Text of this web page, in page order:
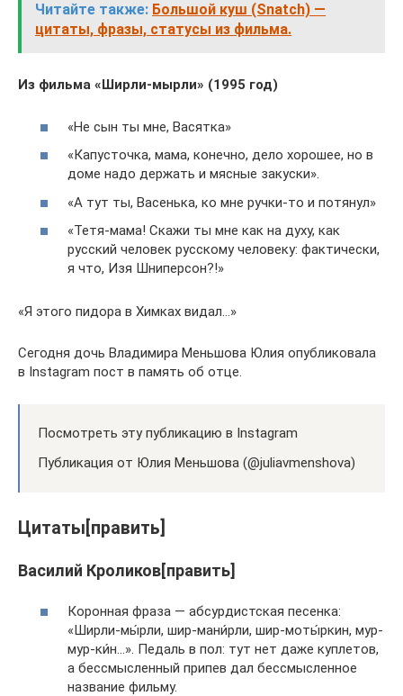
Читайте также: Большой куш (Snatch) —
цитаты, фразы, статусы из фильма.
Из фильма «Ширли-мырли» (1995 год)
«Не сын ты мне, Васятка»
«Капусточка, мама, конечно, дело хорошее, но в
доме надо держать и мясные закуски».
«А тут ты, Васенька, ко мне ручки-то и потянул»
«Тетя-мама! Скажи ты мне как на духу, как
русский человек русскому человеку: фактически,
я что, Изя Шниперсон?!»
«Я этого пидора в Химках видал…»
Сегодня дочь Владимира Меньшова Юлия опубликовала
в Instagram пост в память об отце.
Посмотреть эту публикацию в Instagram
Публикация от Юлия Меньшова (@juliavmenshova)
Цитаты[править]
Василий Кроликов[править]
Коронная фраза — абсурдистская песенка:
«Ширли-мы́рли, шир-мани́рли, шир-моты́ркин, мур-
мур-ки́н…». Педаль в пол: тут нет даже куплетов,
а бессмысленный припев дал бессмысленное
название фильму.